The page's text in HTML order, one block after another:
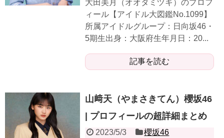
大田美月（オオタミヅキ）のプロフ
ィール【アイドル大図鑑No.1099】
所属アイドルグループ：日向坂46・
5期生出身：大阪府生年月日：20...
記事を読む
山﨑天（やまさきてん）櫻坂46
| プロフィールの超詳細まとめ
2023/5/3
櫻坂46